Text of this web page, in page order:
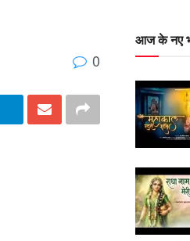
0
आज के नए